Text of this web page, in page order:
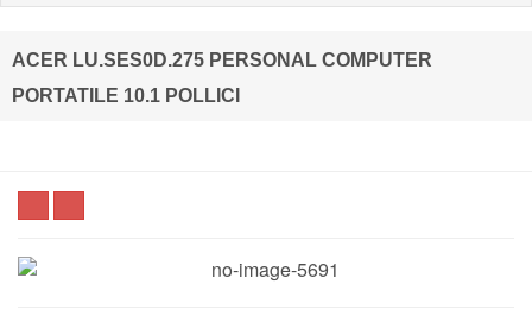
ACER LU.SES0D.275 PERSONAL COMPUTER
PORTATILE 10.1 POLLICI